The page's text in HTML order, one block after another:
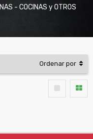
- COCINAS y OTROS
Ordenar por